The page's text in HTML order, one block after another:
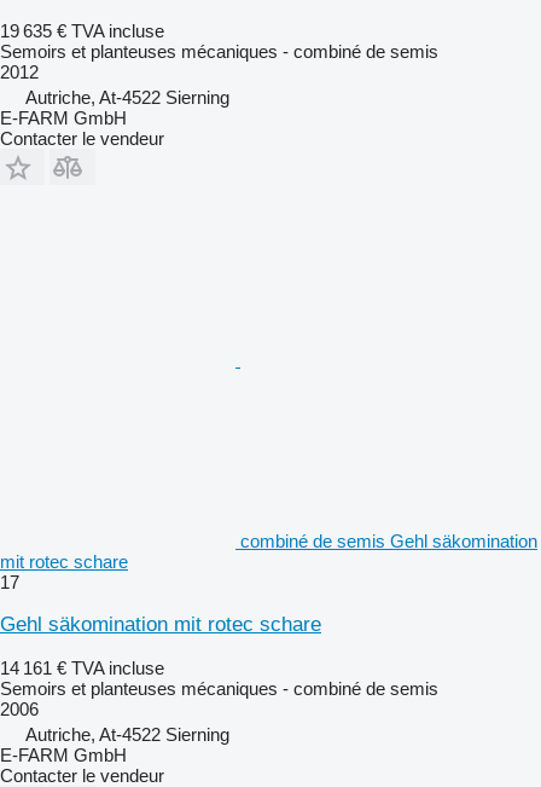
19 635 € TVA incluse
Semoirs et planteuses mécaniques - combiné de semis
2012
Autriche, At-4522 Sierning
E-FARM GmbH
Contacter le vendeur
combiné de semis Gehl säkomination
mit rotec schare
17
Gehl säkomination mit rotec schare
14 161 € TVA incluse
Semoirs et planteuses mécaniques - combiné de semis
2006
Autriche, At-4522 Sierning
E-FARM GmbH
Contacter le vendeur